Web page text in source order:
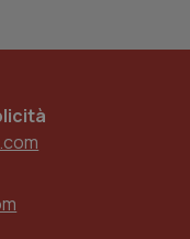
traccia
incorporati
del sito web sta
di